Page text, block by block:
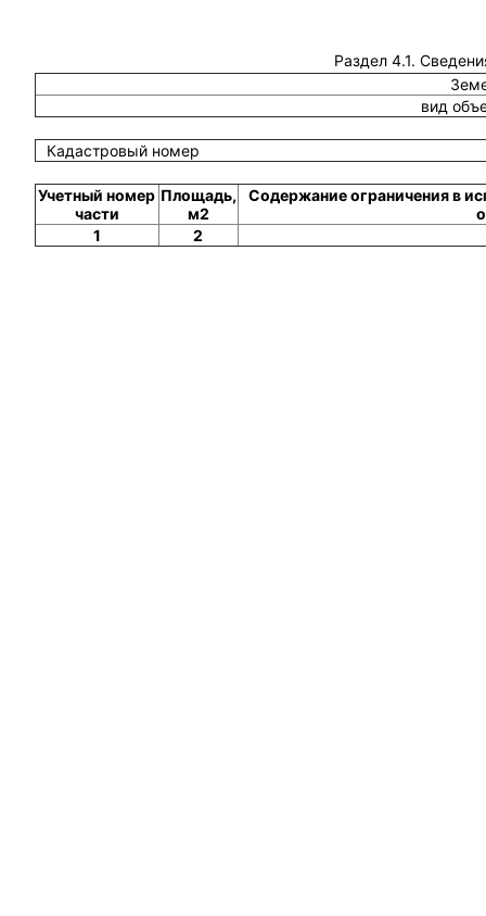
Раздел 4.1.
вид
Кадастровый номер
Учетный номер
части
Площадь,
м2
Содержание ограничения в
1
2